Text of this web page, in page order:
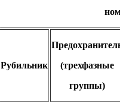
Рубильник
(трехфазные
группы)